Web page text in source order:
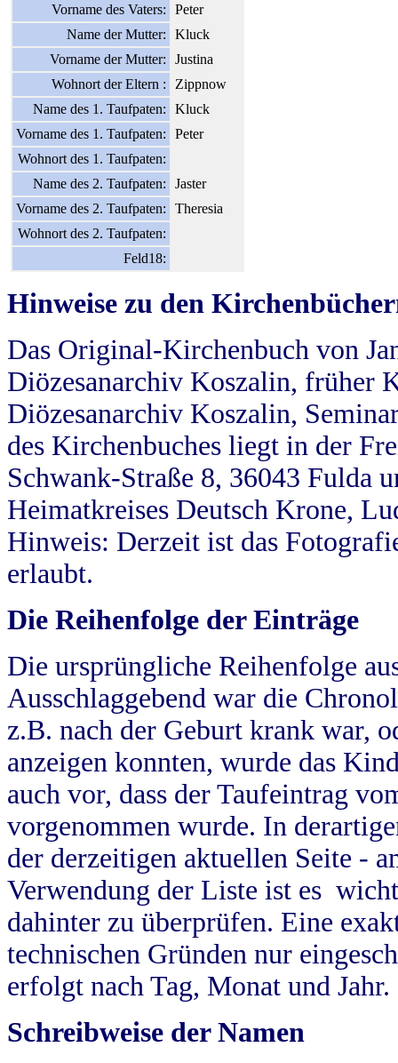
Vorname des Vaters:
Peter
Name der Mutter:
Kluck
Vorname der Mutter:
Justina
Wohnort der Eltern :
Zippnow
Name des 1. Taufpaten:
Kluck
Vorname des 1. Taufpaten:
Peter
Wohnort des 1. Taufpaten:
Name des 2. Taufpaten:
Jaster
Vorname des 2. Taufpaten:
Theresia
Wohnort des 2. Taufpaten:
Feld18:
Hinweise zu den
Das Original-Kirchenbuch von
Diözesanarchiv Koszalin, früher
Diözesanarchiv Koszalin,
des Kirchenbuches liegt in der
Schwank-Straße 8, 36043 Fulda
Heimatkreises Deutsch Krone,
Hinweis: Derzeit ist das
erlaubt.
Die Reihenfolge der Einträge
Die ursprüngliche Reihenfolge
Ausschlaggebend war die
z.B. nach der Geburt krank war,
anzeigen konnten, wurde das
auch vor, dass der Taufeintrag
vorgenommen wurde. In
der derzeitigen aktuellen Seite -
Verwendung der Liste ist es
dahinter zu überprüfen. Eine
technischen Gründen nur
erfolgt nach Tag, Monat und Jahr.
Schreibweise der Namen